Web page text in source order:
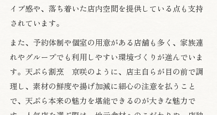
イブ感や、落ち着いた店内空間を提供している点も支持
されています。
また、予約体制や個室の用意がある店舗も多く、家族連
れやグループでも利用しやすい環境づくりが進んでいま
す。天ぷら割烹 京咲のように、店主自らが目の前で調
理し、素材の鮮度や揚げ加減に細心の注意を払うこと
で、天ぷら本来の魅力を堪能できるのが大きな魅力で